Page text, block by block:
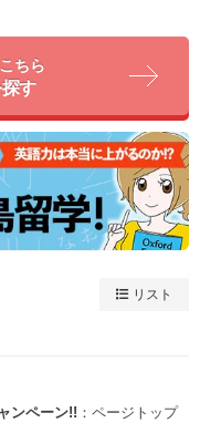
ちら
す
リスト
ンペーン!! ：ページトップ